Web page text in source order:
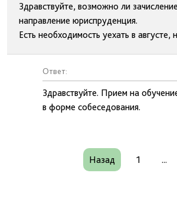
Здравствуйте, возможно ли
направление юриспруденция.
Есть необходимость уехать в
Ответ:
Здравствуйте. Прием на
в форме собеседования.
Назад 1 ...